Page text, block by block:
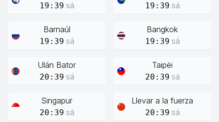
19:39 sá 19:39 sá
Barnaúl
19:39 sá
Bangkok
19:39 sá
Ulán Bator
20:39 sá
Taipéi
20:39 sá
Singapur
20:39 sá
Llevar a la fuerza
20:39 sá